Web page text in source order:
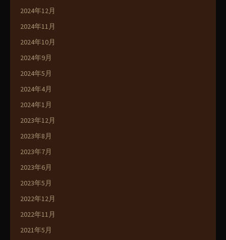
2024年12月
2024年11月
2024年10月
2024年9月
2024年5月
2024年4月
2024年1月
2023年12月
2023年8月
2023年7月
2023年6月
2023年5月
2022年12月
2022年11月
2021年5月